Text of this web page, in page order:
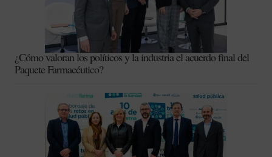
¿Cómo valoran los políticos y la industria el acuerdo final del
Paquete Farmacéutico?